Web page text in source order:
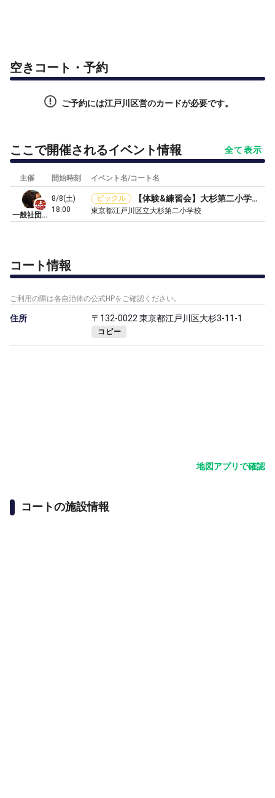
空きコート・予約
ご予約には江戸川区営のカードが必要です。
ここで開催されるイベント情報 全て表示
主催 開始時刻 イベント名/コート名
一般社団法人東京ピックルボール協会
8/8(土)
18:00
ピックル 【体験&練習会】大杉第二小学校でピックルボール🐷
東京都江戸川区立大杉第二小学校
コート情報
ご利用の際は各自治体の公式HPをご確認ください。
住所 〒132-0022 東京都江戸川区大杉3-11-1
コピー
地図アプリで確認
コートの施設情報